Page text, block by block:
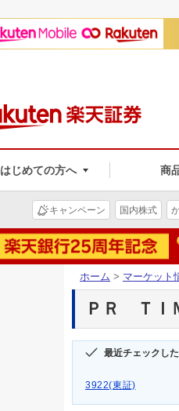
はじめての方へ 商
キャンペーン 国内株式
ホーム > マーケット
ＰＲ ＴＩ
最近チェックし
3922(東証)